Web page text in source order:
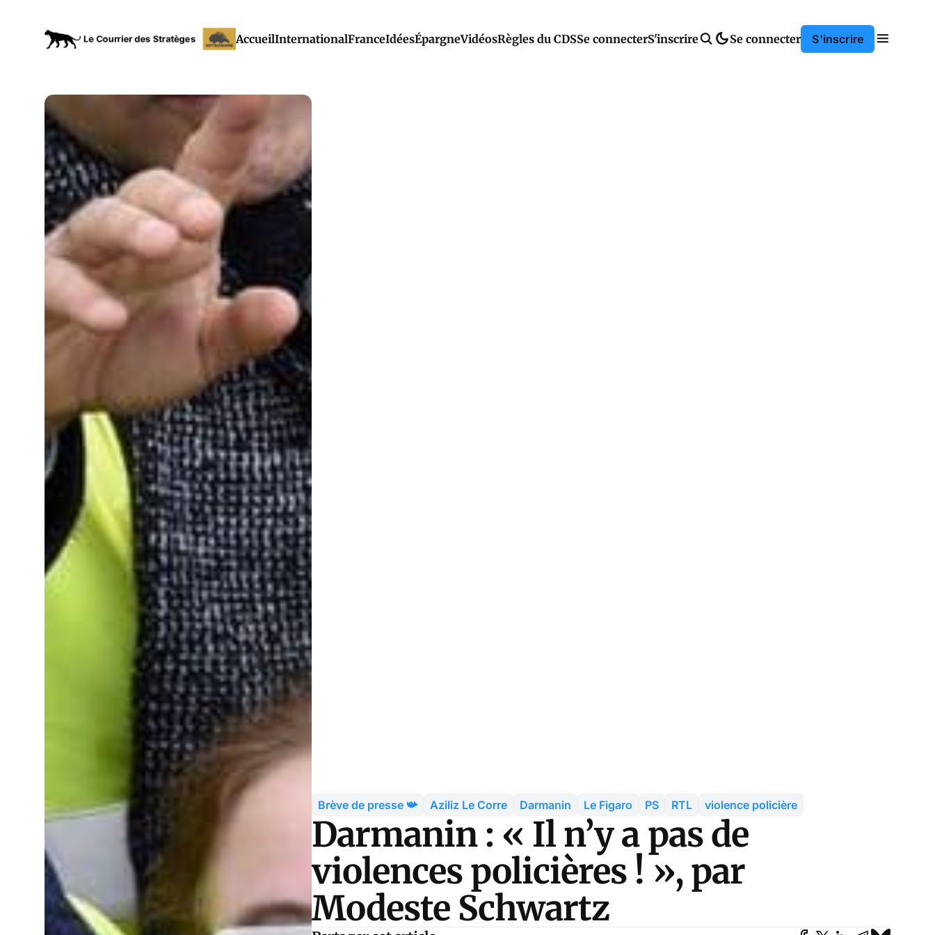
AccueilInternationalFranceIdéesÉpargneVidéosRègles du CDSSe connecterS'inscrire Se connecter S'inscrire
Brève de presse 📯 Aziliz Le Corre Darmanin Le Figaro PS RTL violence policière
Darmanin : « Il n’y a pas de
violences policières ! », par
Modeste Schwartz